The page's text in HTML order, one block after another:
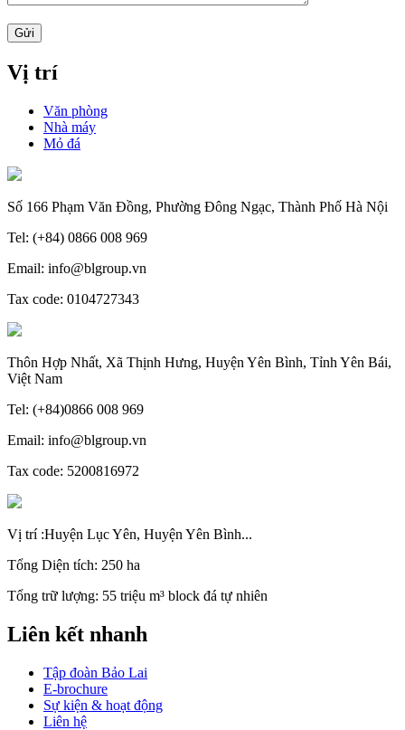
Vị trí
Văn phòng
Nhà máy
Mỏ đá
Số 166 Phạm Văn Đồng, Phường Đông Ngạc, Thành Phố Hà Nội
Tel: (+84) 0866 008 969
Email: info@blgroup.vn
Tax code: 0104727343
Thôn Hợp Nhất, Xã Thịnh Hưng, Huyện Yên Bình, Tỉnh Yên Bái,
Việt Nam
Tel: (+84)0866 008 969
Email: info@blgroup.vn
Tax code: 5200816972
Vị trí :Huyện Lục Yên, Huyện Yên Bình...
Tổng Diện tích: 250 ha
Tổng trữ lượng: 55 triệu m³ block đá tự nhiên
Liên kết nhanh
Tập đoàn Bảo Lai
E-brochure
Sự kiện & hoạt động
Liên hệ